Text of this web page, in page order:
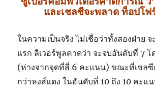
และเชลซีจะพลาด ท็อปโฟ
ในความเป็นจริง ไม่เชื่อว่าทั้งสองฝ่าย
แรก ลิเวอร์พูลคาดว่า จะจบอันดับที่ 7
(ห่างจากจุดที่สี่ 6 คะแนน) ขณะที่เชลซี
กว่าหงส์แดง ในอันดับที่ 10 ถึง 10 คะแ